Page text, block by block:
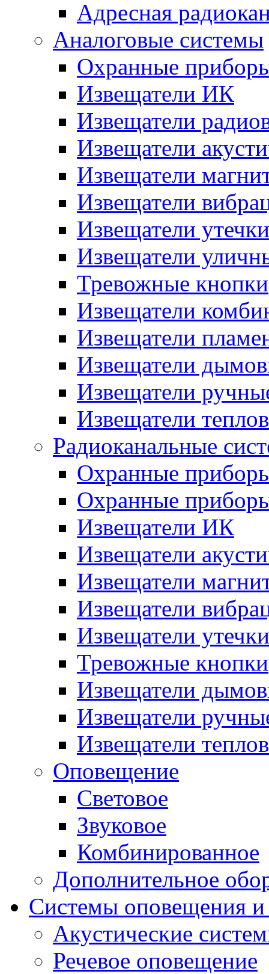
Адресная
Аналоговые системы
Охранные
Извещатели ИК
Извещатели
Извещатели
Извещатели
Извещатели
Извещатели утечки
Извещатели
Тревожные кнопки
Извещатели
Извещатели
Извещатели
Извещатели
Извещатели
Радиоканальные
Охранные
Охранные
Извещатели ИК
Извещатели
Извещатели
Извещатели
Извещатели утечки
Тревожные кнопки
Извещатели
Извещатели
Извещатели
Оповещение
Световое
Звуковое
Комбинированное
Дополнительное
Системы оповещения и
Акустические
Речевое оповещение